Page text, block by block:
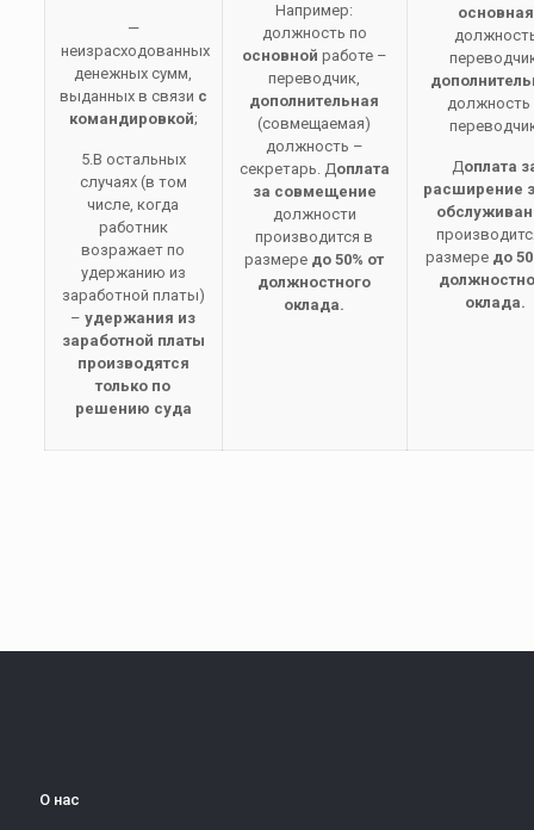
—
неизрасходованных
денежных сумм,
выданных в связи с
командировкой;
5.В остальных
случаях (в том
числе, когда
работник
возражает по
удержанию из
заработной платы)
–удержания из
заработной платы
производятся
только по
решению суда
Например:
должность по
основной работе –
переводчик,
дополнительная
(совмещаемая)
должность –
секретарь. Доплата
за совмещение
должности
производится в
размере до 50% от
должностного
оклада.
основная
должность
Доплата
расширение
размере до
оклада.
О нас